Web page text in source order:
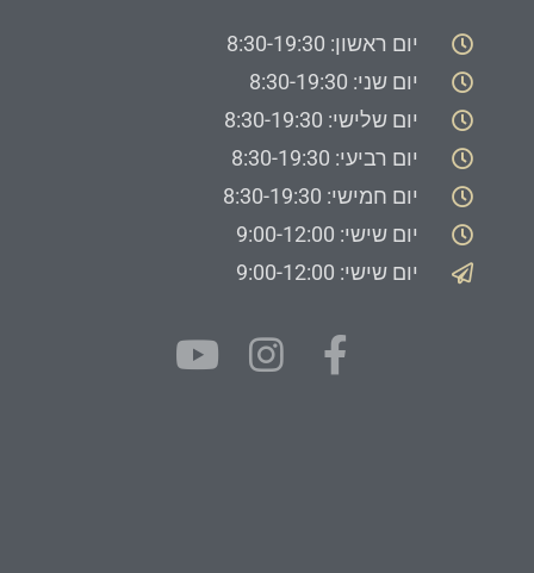
יום ראשון: 8:30-19:30
יום שני: 8:30-19:30
יום שלישי: 8:30-19:30
יום רביעי: 8:30-19:30
יום חמישי: 8:30-19:30
יום שישי: 9:00-12:00
יום שישי: 9:00-12:00